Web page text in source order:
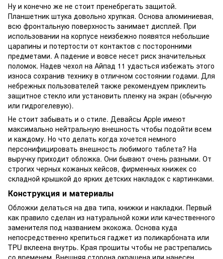
Ну и конечно же не стоит пренебрегать защитой.
Планшетник штука довольно хрупкая. Основа алюминиевая,
всю фронтальную поверхность занимает дисплей. При
использовании на корпусе неизбежно появятся небольшие
царапины и потертости от контактов с посторонними
предметами. А падение и вовсе несет риск значительных
поломок. Надев чехол на Айпад 11 удасться избежать этого
износа сохранив технику в отличном состоянии годами. Для
небрежных пользователей также рекомендуем приклеить
защитное стекло или установить пленку на экран (обычную
или гидрогелевую).
Не стоит забывать и о стиле. Девайсы Apple имеют
максимально нейтральную внешность чтобы подойти всем
и каждому. Но что делать когда хочется немного
персонифицировать внешность любимого таблета? На
выручку приходит обложка. Они бывают очень разными. От
строгих черных кожаных кейсов, фирменных книжек со
складной крышкой до ярких детских накладок с картинками.
Конструкция и материалы
Обложки делаться на два типа, книжки и накладки. Первый
как правило сделан из натуральной кожи или качественного
заменителя под названием экокожа. Основа куда
непосредственно крепиться гаджет из поликарбоната или
TPU вклеена внутрь. Края прошиты чтобы не растрепались